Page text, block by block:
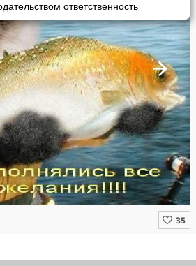
ответственность